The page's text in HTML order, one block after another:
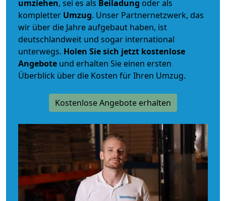
umziehen, sei es als Beiladung oder als
kompletter Umzug. Unser Partnernetzwerk, das
wir über die Jahre aufgebaut haben, ist
deutschlandweit und sogar international
unterwegs. Holen Sie sich jetzt kostenlose
Angebote und erhalten Sie einen ersten
Überblick über die Kosten für Ihren Umzug.
Kostenlose Angebote erhalten